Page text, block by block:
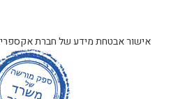
אישור אבטחת מידע של חברת